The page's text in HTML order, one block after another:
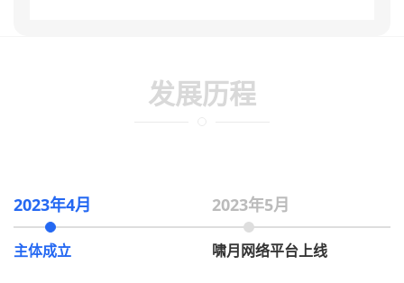
发展历程
2023年4月
主体成立
2023年5月
啸月网络平台上线